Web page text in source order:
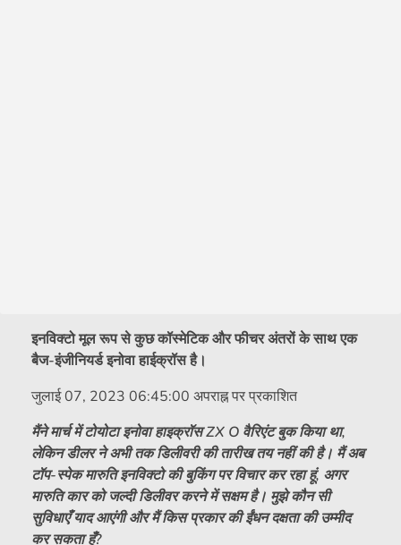
इनविक्टो मूल रूप से कुछ कॉस्मेटिक और फीचर अंतरों के साथ एक
बैज-इंजीनियर्ड इनोवा हाईक्रॉस है।
जुलाई 07, 2023 06:45:00 अपराह्न पर प्रकाशित
मैंने मार्च में टोयोटा इनोवा हाइक्रॉस ZX O वैरिएंट बुक किया था,
लेकिन डीलर ने अभी तक डिलीवरी की तारीख तय नहीं की है। मैं अब
टॉप-स्पेक मारुति इनविक्टो की बुकिंग पर विचार कर रहा हूं, अगर
मारुति कार को जल्दी डिलीवर करने में सक्षम है। मुझे कौन सी
सुविधाएँ याद आएंगी और मैं किस प्रकार की ईंधन दक्षता की उम्मीद
कर सकता हूँ?